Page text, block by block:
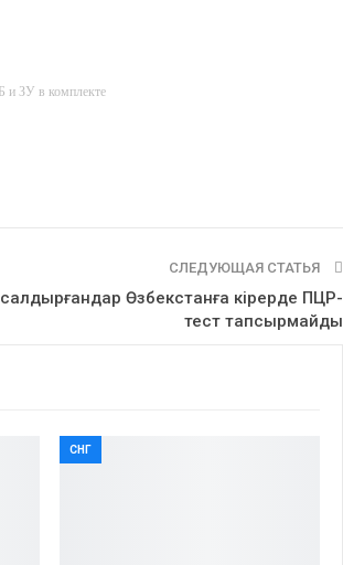
и ЗУ в комплекте
СЛЕДУЮЩАЯ СТАТЬЯ
Өзбекстанға кірерде ПЦР-
тест тапсырмайды
СНГ